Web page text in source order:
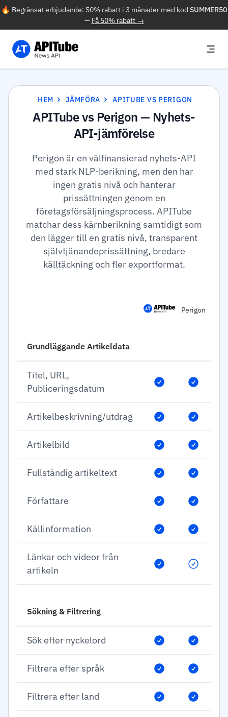
🔥 Begränsat erbjudande: 50% rabatt i 3 månader med kod SUMMER50
— Få 50% rabatt →
HEM JÄMFÖRA APITUBE VS PERIGON
APITube vs Perigon — Nyhets-
API-jämförelse
Perigon är en välfinansierad nyhets-API
med stark NLP-berikning, men den har
ingen gratis nivå och hanterar
prissättningen genom en
företagsförsäljningsprocess. APITube
matchar dess kärnberikning samtidigt som
den lägger till en gratis nivå, transparent
självtjänandeprissättning, bredare
källtäckning och fler exportformat.
Perigon
Grundläggande Artikeldata
Titel, URL,
Publiceringsdatum
Artikelbeskrivning/utdrag
Artikelbild
Fullständig artikeltext
Författare
Källinformation
Länkar och videor från
artikeln
Sökning & Filtrering
Sök efter nyckelord
Filtrera efter språk
Filtrera efter land